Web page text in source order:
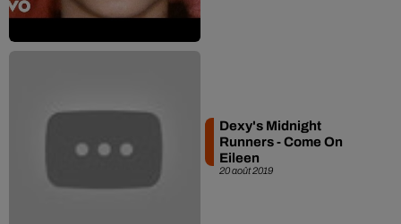
20 août 2019
Dexy's Midnight
Runners - Come On
Eileen